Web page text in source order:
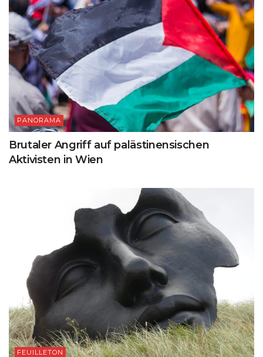
PANORAMA
Brutaler Angriff auf palästinensischen
Aktivisten in Wien
FEUILLETON